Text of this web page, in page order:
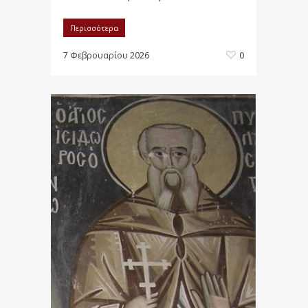
Περισσότερα
7 Φεβρουαρίου 2026 0